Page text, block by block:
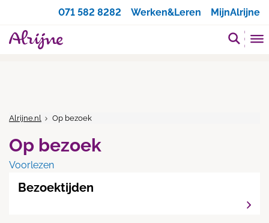
071 582 8282
Werken&Leren MijnAlrijne
Alrijne.nl Op bezoek
Op bezoek
Voorlezen
Bezoektijden